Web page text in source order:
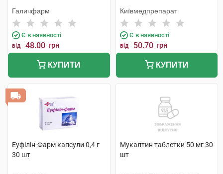
Галичфарм
Є в наявності
від 48.00 грн
КУПИТИ
Київмедпрепарат
Є в наявності
від 50.70 грн
КУПИТИ
Еуфілін-Фарм капсули 0,4 г
30 шт
Мукалтин таблетки 50 мг 30
шт